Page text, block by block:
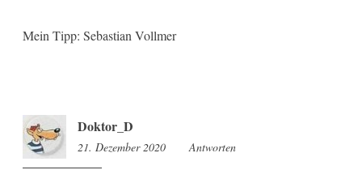
Mein Tipp: Sebastian Vollmer
Doktor_D
21. Dezember 2020 11:21
Antworten